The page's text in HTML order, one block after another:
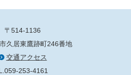
〒514-1136
久居東鷹跡町246番地
交通アクセス
253-4161